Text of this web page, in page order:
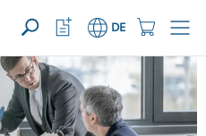
Produkte)
ÖFFNEN
DE
Watchlist
Button